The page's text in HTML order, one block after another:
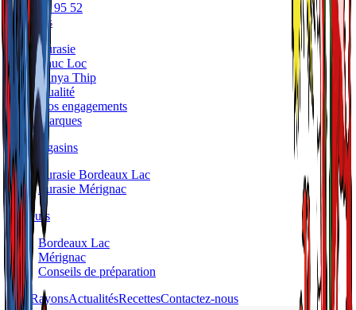
05 56 17 95 52
A propos
Eurasie
Phuc Loc
Panya Thip
Qualité
Nos engagements
Marques
Nos Magasins
Eurasie Bordeaux Lac
Eurasie Mérignac
Traiteurs
Bordeaux Lac
Mérignac
Conseils de préparation
Nos RayonsActualitésRecettesContactez-nous